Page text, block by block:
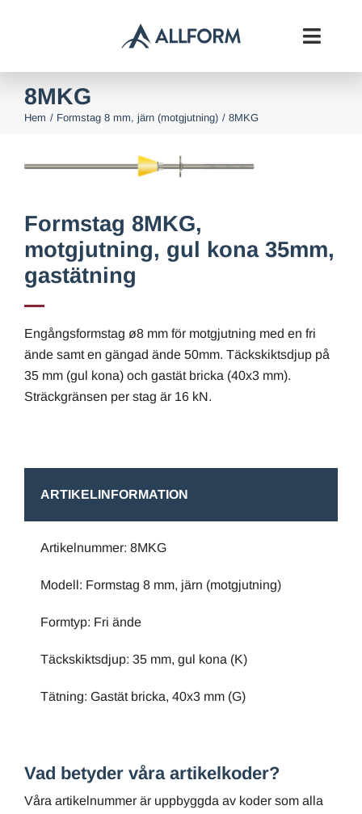
Om oss
Kontakt
8MKG
Hem Formstag 8 mm, järn (motgjutning) 8MKG
Formstag 8MKG,
motgjutning, gul kona 35mm,
gastätning
Engångsformstag ø8 mm för motgjutning med en fri
ände samt en gängad ände 50mm. Täckskiktsdjup på
35 mm (gul kona) och gastät bricka (40x3 mm).
Sträckgränsen per stag är 16 kN.
ARTIKELINFORMATION
Artikelnummer: 8MKG
Modell: Formstag 8 mm, järn (motgjutning)
Formtyp: Fri ände
Täckskiktsdjup: 35 mm, gul kona (K)
Tätning: Gastät bricka, 40x3 mm (G)
Vad betyder våra artikelkoder?
Våra artikelnummer är uppbyggda av koder som alla